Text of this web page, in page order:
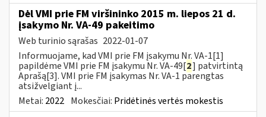
Dėl VMI prie FM viršininko 2015 m. liepos 21 d.
įsakymo Nr. VA-49 pakeitimo
Web turinio sąrašas 2022-01-07
Informuojame, kad VMI prie FM įsakymu Nr. VA-1[1]
papildėme VMI prie FM įsakymu Nr. VA-49[2] patvirtintą
Aprašą[3]. VMI prie FM įsakymas Nr. VA-1 parengtas
atsižvelgiant į...
Metai: 2022 Mokesčiai: Pridėtinės vertės mokestis